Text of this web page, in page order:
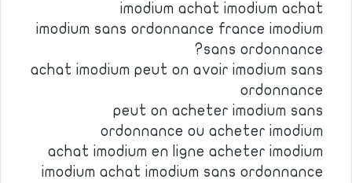
imodium achat imodium achat
imodium sans ordonnance france imodium
sans ordonnance?
achat imodium peut on avoir imodium sans
ordonnance
peut on acheter imodium sans
ordonnance ou acheter imodium
achat imodium en ligne acheter imodium
imodium achat imodium sans ordonnance